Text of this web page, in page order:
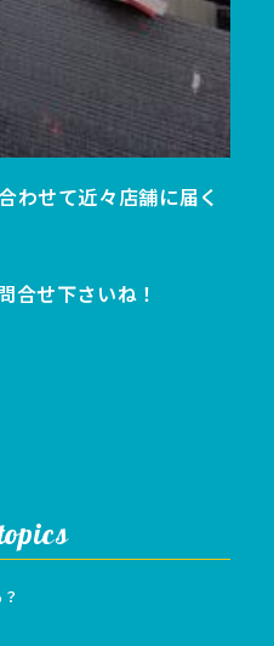
わせて近々店舗に届く
合せ下さいね！